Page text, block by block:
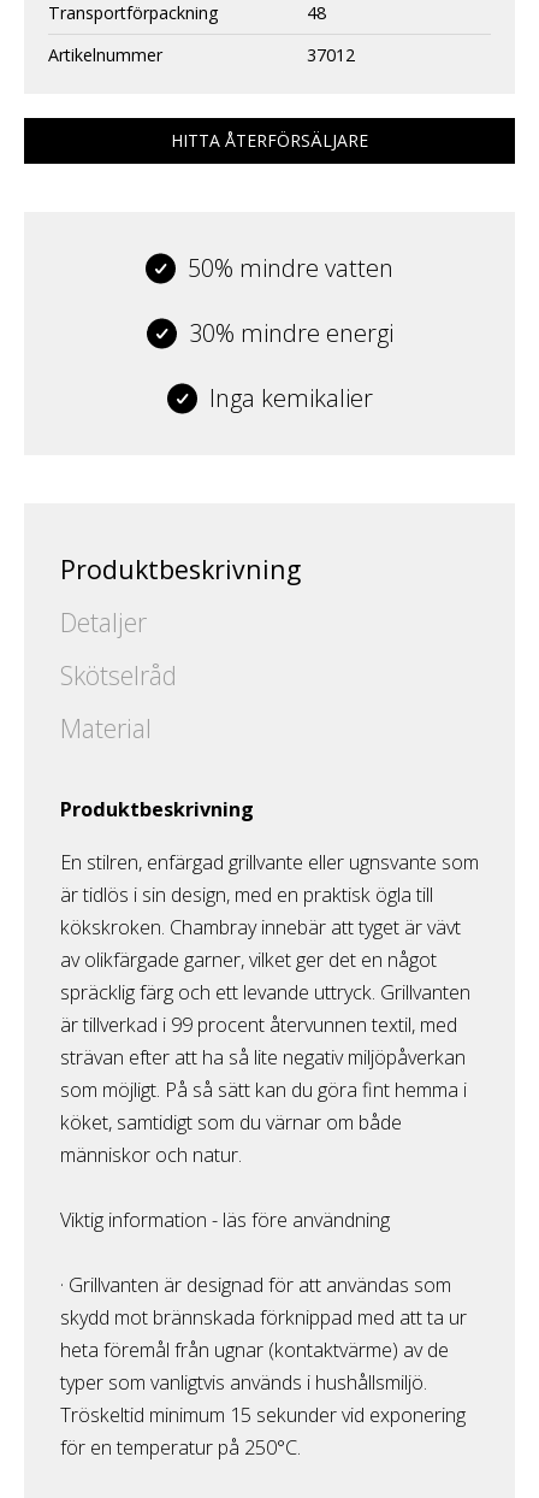
Transportförpackning
48
Artikelnummer
37012
HITTA ÅTERFÖRSÄLJARE
50% mindre vatten
30% mindre energi
Inga kemikalier
Produktbeskrivning
Detaljer
Skötselråd
Material
Produktbeskrivning
En stilren, enfärgad grillvante eller ugnsvante som
är tidlös i sin design, med en praktisk ögla till
kökskroken. Chambray innebär att tyget är vävt
av olikfärgade garner, vilket ger det en något
spräcklig färg och ett levande uttryck. Grillvanten
är tillverkad i 99 procent återvunnen textil, med
strävan efter att ha så lite negativ miljöpåverkan
som möjligt. På så sätt kan du göra fint hemma i
köket, samtidigt som du värnar om både
människor och natur.
Viktig information - läs före användning
· Grillvanten är designad för att användas som
skydd mot brännskada förknippad med att ta ur
heta föremål från ugnar (kontaktvärme) av de
typer som vanligtvis används i hushållsmiljö.
Tröskeltid minimum 15 sekunder vid exponering
för en temperatur på 250°C.